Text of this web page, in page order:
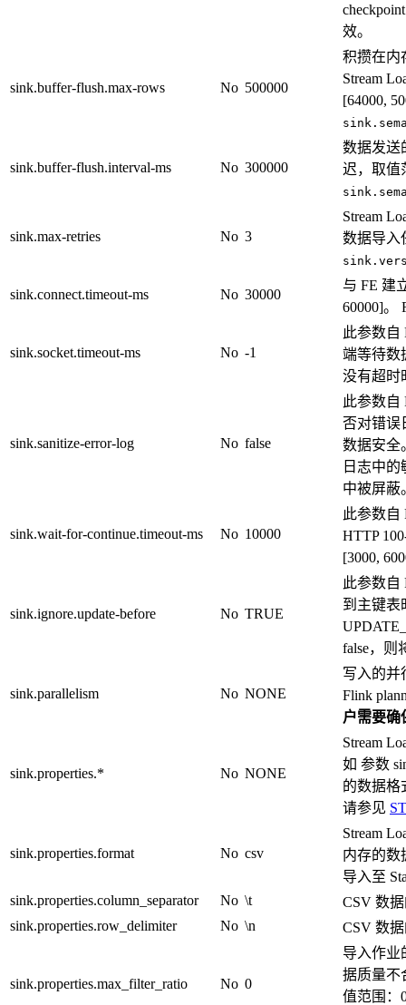
效。
sink.buffer-flush.max-rows No 500000
积攒在内
Stream
[64000,
sink.buffer-flush.interval-ms No 300000
数据发送
迟，取值
sink.max-retries No 3
Stream
数据导入
sink.connect.timeout-ms No 30000
与 FE 建
60000]。
sink.socket.timeout-ms No -1
此参数自
端等待数
没有超时
sink.sanitize-error-log No false
此参数自
否对错误
数据安全
日志中
中被屏蔽
sink.wait-for-continue.timeout-ms No 10000
此参数自
HTTP
[3000,
sink.ignore.update-before No TRUE
此参数自
到主键表
false，则
sink.parallelism No NONE
写入的并
Flink
户需要确
sink.properties.* No NONE
Stream
如 参数
的数据格
请参见
sink.properties.format No csv
Stream
内存的数
导入至
sink.properties.column_separator
No \t
CSV 数
sink.properties.row_delimiter
No \n CSV 数
sink.properties.max_filter_ratio No 0
导入作业
据质量不
值范围：